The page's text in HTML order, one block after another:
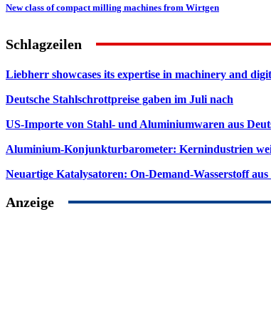
New class of compact milling machines from Wirtgen
Schlagzeilen
Liebherr showcases its expertise in machinery and
Deutsche Stahlschrottpreise gaben im Juli nach
US-Importe von Stahl- und Aluminiumwaren aus
Aluminium-Konjunkturbarometer: Kernindustrien
Neuartige Katalysatoren: On-Demand-Wasserstoff
Anzeige